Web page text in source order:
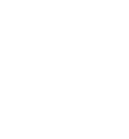
da política de
na imaxe: